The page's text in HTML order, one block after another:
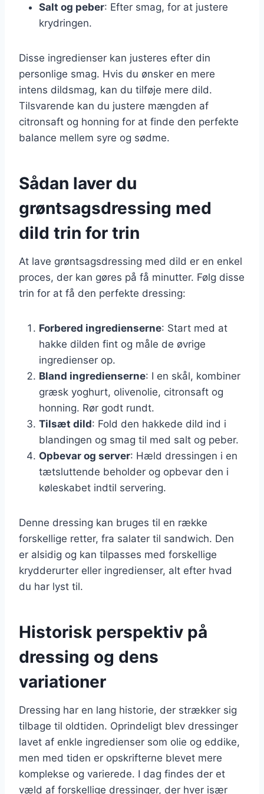
Salt og peber: Efter smag, for at justere
krydringen.
Disse ingredienser kan justeres efter din
personlige smag. Hvis du ønsker en mere
intens dildsmag, kan du tilføje mere dild.
Tilsvarende kan du justere mængden af
citronsaft og honning for at finde den perfekte
balance mellem syre og sødme.
Sådan laver du
grøntsagsdressing med
dild trin for trin
At lave grøntsagsdressing med dild er en enkel
proces, der kan gøres på få minutter. Følg disse
trin for at få den perfekte dressing:
Forbered ingredienserne: Start med at
hakke dilden fint og måle de øvrige
ingredienser op.
Bland ingredienserne: I en skål, kombiner
græsk yoghurt, olivenolie, citronsaft og
honning. Rør godt rundt.
Tilsæt dild: Fold den hakkede dild ind i
blandingen og smag til med salt og peber.
Opbevar og server: Hæld dressingen i en
tætsluttende beholder og opbevar den i
køleskabet indtil servering.
Denne dressing kan bruges til en række
forskellige retter, fra salater til sandwich. Den
er alsidig og kan tilpasses med forskellige
krydderurter eller ingredienser, alt efter hvad
du har lyst til.
Historisk perspektiv på
dressing og dens
variationer
Dressing har en lang historie, der strækker sig
tilbage til oldtiden. Oprindeligt blev dressinger
lavet af enkle ingredienser som olie og eddike,
men med tiden er opskrifterne blevet mere
komplekse og varierede. I dag findes der et
væld af forskellige dressinger, der hver især